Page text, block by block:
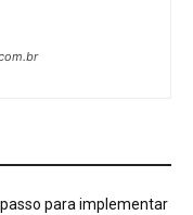
para implementar